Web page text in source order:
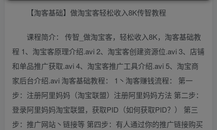
【淘客基础】做淘宝客轻松收入8K传智教程
课程简介： 传智_做淘宝客，轻松收入8K，淘客基础教
程 1、淘宝客原理介绍.avi 2、淘宝客创建资源位.avi 3、店铺
和单品推广获取.avi 4、淘宝客推广工具介绍.avi 5、淘宝商
家后台介绍.avi 淘客基础教程： 1丶淘客赚钱流程： 第一
步：注册阿里妈妈（淘宝联盟）注册阿里妈妈方法 第二步：
登录阿里妈妈淘宝联盟，获取PID（如何获取PID？） 第三
步：推广网站丶链接等 第四步：有人通过你的推广链接购买